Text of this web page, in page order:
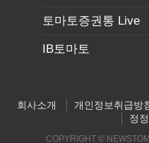
토마토증권통 Live
IB토마토
회사소개 개인정보취급방
정
COPYRIGHT ©